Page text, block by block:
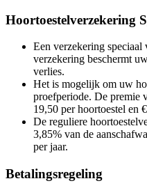
Hoortoestelverzekering
Een verzekering
verzekering beschermt
verlies.
Het is mogelijk om uw
proefperiode. De premie
19,50 per hoortoestel en
De reguliere
3,85% van de
per jaar.
Betalingsregeling